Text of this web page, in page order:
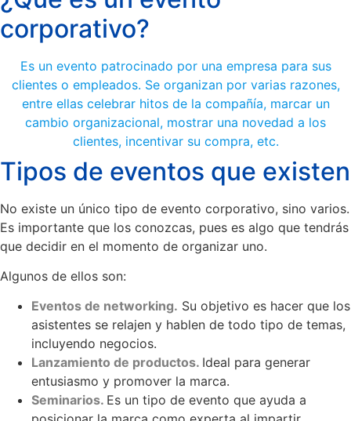
corporativo?
Es un evento patrocinado por una empresa para sus
clientes o empleados. Se organizan por varias razones,
entre ellas celebrar hitos de la compañía, marcar un
cambio organizacional, mostrar una novedad a los
clientes, incentivar su compra, etc.
Tipos de eventos que existen
No existe un único tipo de evento corporativo, sino varios.
Es importante que los conozcas, pues es algo que tendrás
que decidir en el momento de organizar uno.
Algunos de ellos son:
Eventos de networking. Su objetivo es hacer que los
asistentes se relajen y hablen de todo tipo de temas,
incluyendo negocios.
Lanzamiento de productos. Ideal para generar
entusiasmo y promover la marca.
Seminarios. Es un tipo de evento que ayuda a